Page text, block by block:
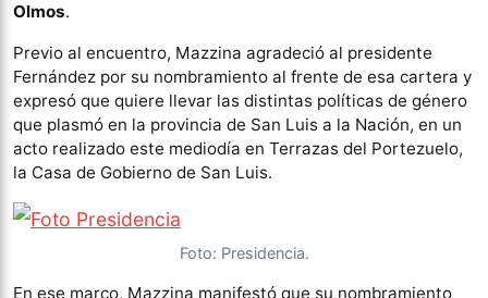
Olmos.
Previo al encuentro, Mazzina agradeció al presidente
Fernández por su nombramiento al frente de esa cartera y
expresó que quiere llevar las distintas políticas de género
que plasmó en la provincia de San Luis a la Nación, en un
acto realizado este mediodía en Terrazas del Portezuelo,
la Casa de Gobierno de San Luis.
Foto: Presidencia.
En ese marco, Mazzina manifestó que su nombramiento